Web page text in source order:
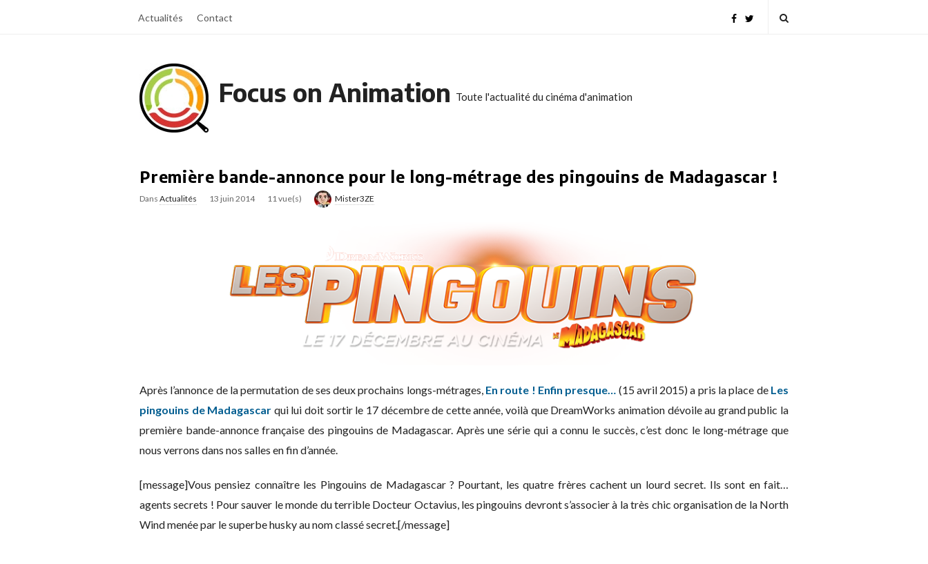
Actualités Contact
Focus on Animation Toute l'actualité du cinéma d'animation
Première bande-annonce pour le long-métrage des pingouins de Madagascar !
Dans Actualités 13 juin 2014 11 vue(s) Mister3ZE
Après l’annonce de la permutation de ses deux prochains longs-métrages, En route ! Enfin presque… (15 avril 2015) a pris la place de Les
pingouins de Madagascar qui lui doit sortir le 17 décembre de cette année, voilà que DreamWorks animation dévoile au grand public la
première bande-annonce française des pingouins de Madagascar. Après une série qui a connu le succès, c’est donc le long-métrage que
nous verrons dans nos salles en fin d’année.
[message]Vous pensiez connaître les Pingouins de Madagascar ? Pourtant, les quatre frères cachent un lourd secret. Ils sont en fait…
agents secrets ! Pour sauver le monde du terrible Docteur Octavius, les pingouins devront s’associer à la très chic organisation de la North
Wind menée par le superbe husky au nom classé secret.[/message]